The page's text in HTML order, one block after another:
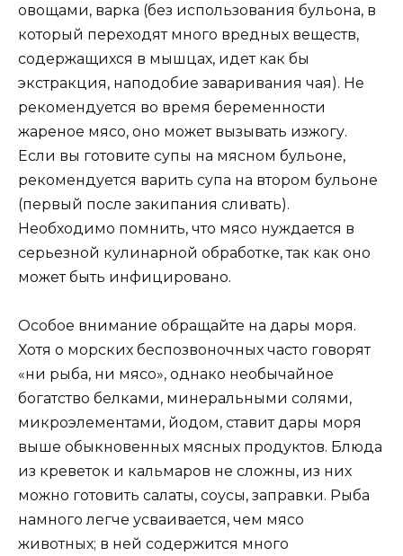
овощами, варка (без использования бульона, в
который переходят много вредных веществ,
содержащихся в мышцах, идет как бы
экстракция, наподобие заваривания чая). Не
рекомендуется во время беременности
жареное мясо, оно может вызывать изжогу.
Если вы готовите супы на мясном бульоне,
рекомендуется варить супа на втором бульоне
(первый после закипания сливать).
Необходимо помнить, что мясо нуждается в
серьезной кулинарной обработке, так как оно
может быть инфицировано.
Особое внимание обращайте на дары моря.
Хотя о морских беспозвоночных часто говорят
«ни рыба, ни мясо», однако необычайное
богатство белками, минеральными солями,
микроэлементами, йодом, ставит дары моря
выше обыкновенных мясных продуктов. Блюда
из креветок и кальмаров не сложны, из них
можно готовить салаты, соусы, заправки. Рыба
намного легче усваивается, чем мясо
животных; в ней содержится много